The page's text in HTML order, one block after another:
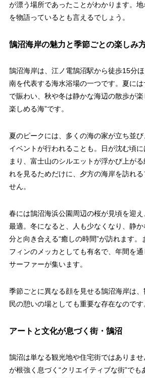
が漂う場所であったことがわかります。
を物語っているとも言えるでしょう。
鵠沼海岸の魅力と季節ごとの楽しみ
鵠沼海岸は、江ノ電鵠沼駅から徒歩15分
南を代表する海水浴場の一つです。夏に
で賑わい、秋や冬は静かな海辺の散歩が
楽しめる海”です。
夏のピークには、多くの海の家が立ち並
イベントが行われることも。日が沈む頃
まり、富士山のシルエットが浮かび上が
れを見るためだけに、夕方の海岸を訪れ
せん。
春には鵠沼海浜公園周辺の桜が見頃を迎
最適。冬になると、人も少なくなり、静
分と向き合える“癒しの時間”が訪れます。
フィンのメッカとしても有名で、年間を
サーファーが集います。
季節ごとに異なる顔を見せる鵠沼海岸は
民の憩いの場としても重要な存在なのです
アートと文化が息づく街・鵠沼
鵠沼は単なる観光地や住宅街ではありま
が根強く息づく“クリエイティブな街”でも